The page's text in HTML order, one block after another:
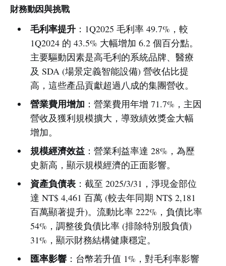
財務動因與挑戰
毛利率提升：1Q2025 毛利率 49.7%，較
1Q2024 的 43.5% 大幅增加 6.2 個百分點。
主要驅動因素是高毛利的系統品牌、醫療
及 SDA (場景定義智能設備) 營收佔比提
高，這些產品貢獻超過八成的集團營收。
營業費用增加 ：營業費用年增 71.7%，主因
營收及獲利規模擴大，導致績效獎金大幅
增加。
規模經濟效益：營業利益率達 28%，為歷
史新高，顯示規模經濟的正面影響。
資產負債表：截至 2025/3/31，淨現金部位
達 NT$ 4,461 百萬 (較去年同期 NT$ 2,181
百萬顯著提升)。流動比率 222%，負債比率
54%，調整後負債比率 (排除特別股負債)
31%，顯示財務結構健康穩定。
匯率影響：台幣若升值 1%，對毛利率影響